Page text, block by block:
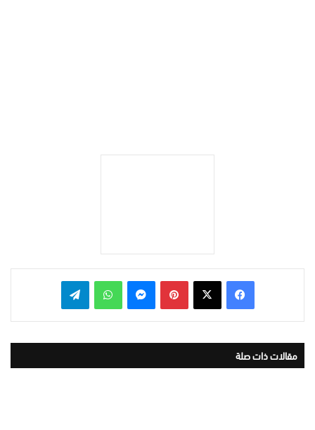
بينتيريست واتساب
مقالات ذات صلة